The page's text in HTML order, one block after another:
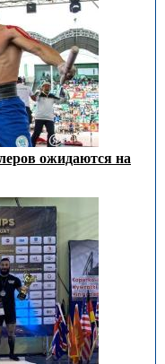
ожидаются на